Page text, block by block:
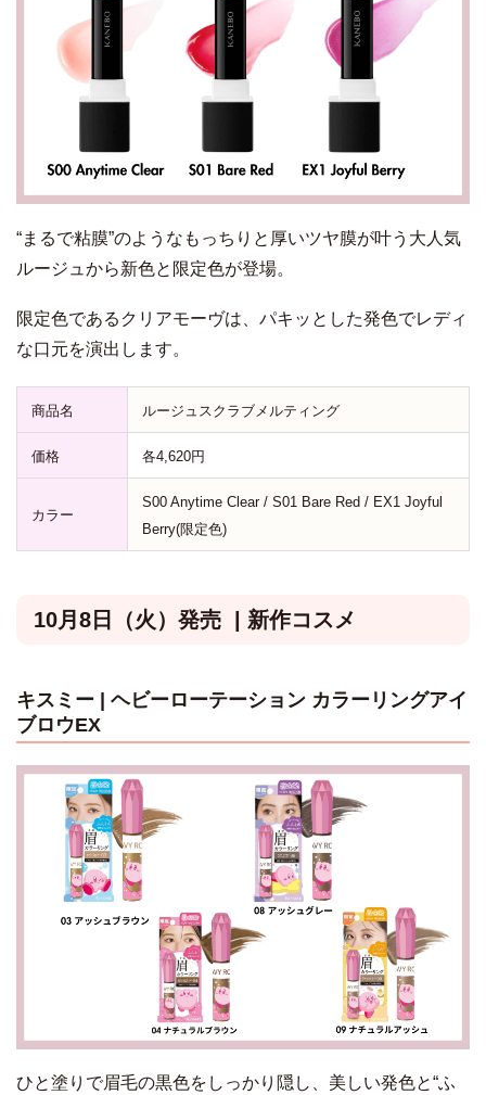
“まるで粘膜”のようなもっちりと厚いツヤ膜が叶う大人気
ルージュから新色と限定色が登場。
限定色であるクリアモーヴは、パキッとした発色でレディ
な口元を演出します。
商品名 ルージュスクラブメルティング
価格 各4,620円
カラー
S00 Anytime Clear / S01 Bare Red / EX1 Joyful
Berry(限定色)
10月8日（火）発売 | 新作コスメ
キスミー | ヘビーローテーション カラーリングアイ
ブロウEX
ひと塗りで眉毛の黒色をしっかり隠し、美しい発色と“ふ